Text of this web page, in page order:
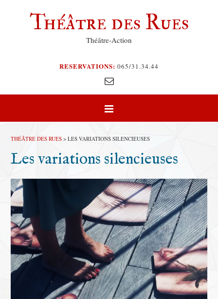
Théâtre des Rues
Théâtre-Action
RESERVATIONS: 065/31.34.44
THÉÂTRE DES RUES > LES VARIATIONS SILENCIEUSES
Les variations silencieuses